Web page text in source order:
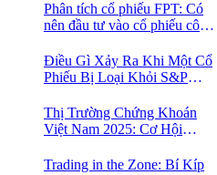
Thị Trường Chứng Khoán
Phân tích cổ phiếu FPT: Có
nên đầu tư vào cổ phiếu công
Điều Gì Xảy Ra Khi Một Cổ
Phiếu Bị Loại Khỏi S&P
Thị Trường Chứng Khoán
Việt Nam 2025: Cơ Hội
Index 🤑
Trading in the Zone: Bí Kíp